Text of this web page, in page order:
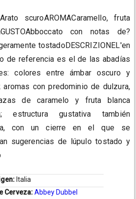
scuroAROMACaramello, fruta
con notas de?
tostadoDESCRIZIONEL'en
de referencia es el de las abadías
colores entre ámbar oscuro y
aromas con predominio de dulzura,
de caramelo y fruta blanca
estructura gustativa también
con un cierre en el que se
sugerencias de lúpulo tostado y
Italia
Cerveza:Abbey Dubbel